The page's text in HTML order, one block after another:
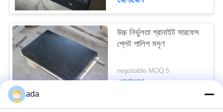
উচ্চ নির্ভুলতা গ্রানাইট সারফেস
প্লেট পালিশ মসৃণ
negotiable MOQ:5
যোগাযোগ
ada